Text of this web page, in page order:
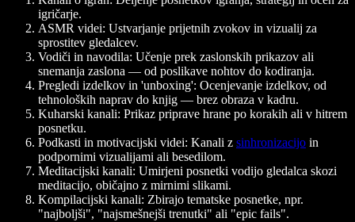
igričarje.
ASMR videi: Ustvarjanje prijetnih zvokov in vizualij za
sprostitev gledalcev.
Vodiči in navodila: Učenje prek zaslonskih prikazov ali
snemanja zaslona — od poslikave nohtov do kodiranja.
Pregledi izdelkov in 'unboxing': Ocenjevanje izdelkov, od
tehnoloških naprav do knjig — brez obraza v kadru.
Kuharski kanali: Prikaz priprave hrane po korakih ali v hitrem
posnetku.
Podkasti in motivacijski videi: Kanali z sinhronizacijo in
podpornimi vizualijami ali besedilom.
Meditacijski kanali: Umirjeni posnetki vodijo gledalca skozi
meditacijo, običajno z mirnimi slikami.
Kompilacijski kanali: Zbirajo tematske posnetke, npr.
"najboljši", "najsmešnejši trenutki" ali "epic fails".